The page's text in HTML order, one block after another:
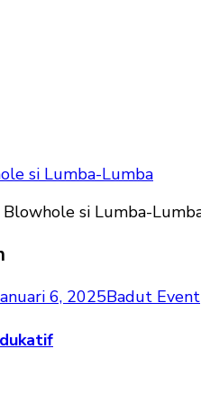
si Lumba-Lumba
6, 2025Badut Event